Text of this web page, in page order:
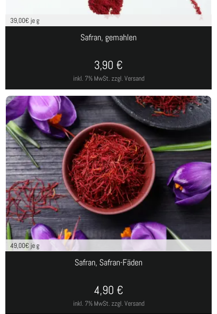
39,00€ je g
Safran, gemahlen
inkl. 7% MwSt. zzgl. Versand
3,90 €
49,00€ je g
Safran, Safran-Fäden
inkl. 7% MwSt. zzgl. Versand
4,90 €